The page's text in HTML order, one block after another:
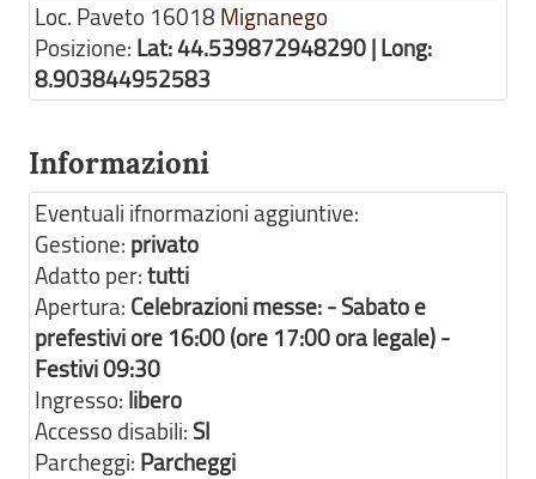
Loc. Paveto 16018 Mignanego
Posizione: Lat: 44.539872948290 | Long:
8.903844952583
Informazioni
Eventuali ifnormazioni aggiuntive:
Gestione: privato
Adatto per:tutti
Apertura: Celebrazioni messe: - Sabato e
prefestivi ore 16:00 (ore 17:00 ora legale) -
Festivi 09:30
Ingresso: libero
Accesso disabili: SI
Parcheggi: Parcheggi